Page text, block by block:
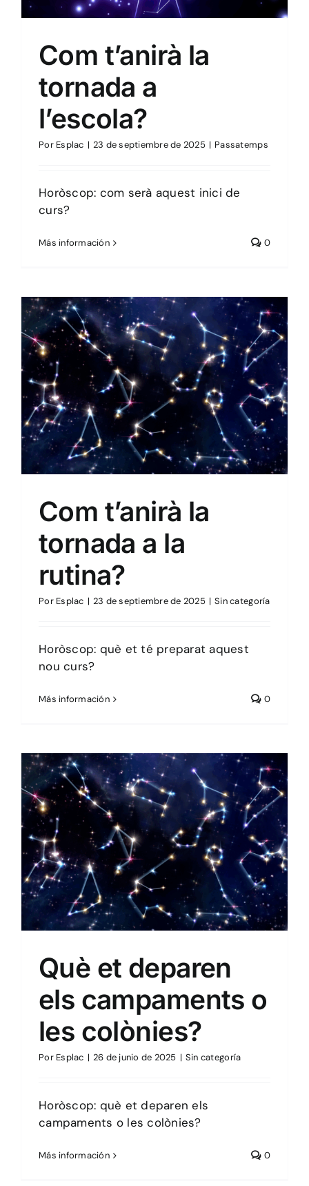
Com t’anirà la
tornada a
l’escola?
Por Esplac | 23 de septiembre de 2025 | Passatemps
Horòscop: com serà aquest inici de
curs?
Más información 0
Sin categoría
Com t’anirà la
tornada a la
rutina?
Por Esplac | 23 de septiembre de 2025 | Sin categoría
Horòscop: què et té preparat aquest
nou curs?
Más información 0
Sin categoría
Què et deparen
els campaments o
les colònies?
Por Esplac | 26 de junio de 2025 | Sin categoría
Horòscop: què et deparen els
campaments o les colònies?
Más información 0